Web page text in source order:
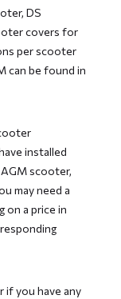
DS
covers for
per scooter
can be found in
installed
scooter,
may need a
on a price in
if you have any